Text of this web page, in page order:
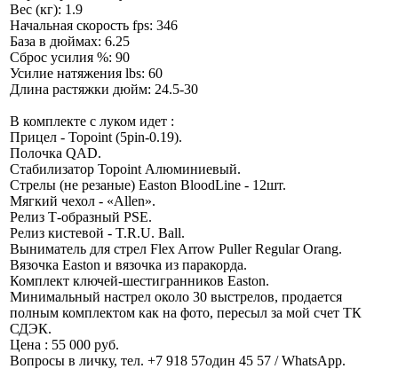
Вес (кг): 1.9
Начальная скорость fps: 346
База в дюймах: 6.25
Сброс усилия %: 90
Усилие натяжения lbs: 60
Длина растяжки дюйм: 24.5-30
В комплекте с луком идет :
Прицел - Topoint (5pin-0.19).
Полочка QAD.
Стабилизатор Topoint Алюминиевый.
Стрелы (не резаные) Easton BloodLine - 12шт.
Мягкий чехол - «Allen».
Релиз Т-образный PSE.
Релиз кистевой - T.R.U. Ball.
Выниматель для стрел Flex Arrow Puller Regular Orang.
Вязочка Easton и вязочка из паракорда.
Комплект ключей-шестигранников Easton.
Минимальный настрел около 30 выстрелов, продается
полным комплектом как на фото, пересыл за мой счет ТК
СДЭК.
Цена : 55 000 руб.
Вопросы в личку, тел. +7 918 57один 45 57 / WhatsApp.